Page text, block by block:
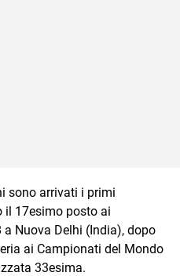
sono arrivati i primi
il 17esimo posto ai
Nuova Delhi (India), dopo
ai Campionati del Mondo
33esima.